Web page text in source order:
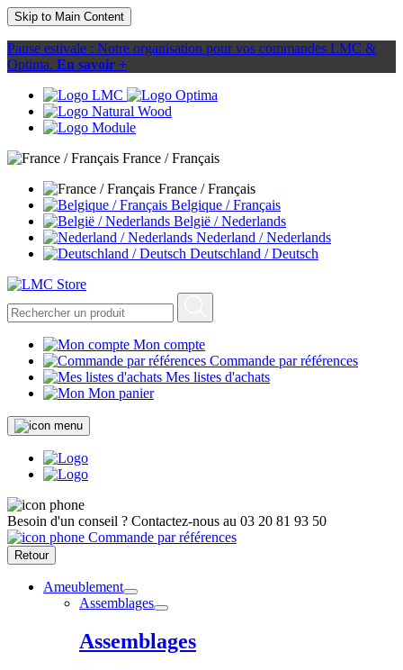
Skip to Main Content
Pause estivale : Notre organisation pour vos commandes LMC &
Optima. En savoir +
France / Français
France / Français
Belgique / Français
België / Nederlands
Nederland / Nederlands
Deutschland / Deutsch
Mon compte
Commande par références
Mes listes d'achats
Mon panier
Besoin d'un conseil ? Contactez-nous au 03 20 81 93 50
Commande par références
Retour
Ameublement
Assemblages
Assemblages